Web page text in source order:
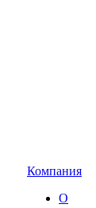
Компания
О